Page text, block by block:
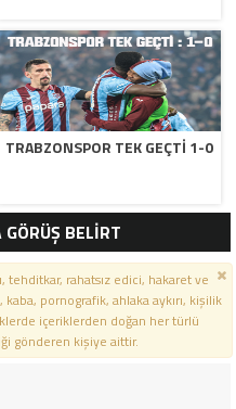
TRABZONSPOR TEK GEÇTI 1-0
BELİRT
tehditkar, rahatsız edici, hakaret ve
pornografik, ahlaka aykırı, kişilik
içeriklerden doğan her türlü
gönderen kişiye aittir.